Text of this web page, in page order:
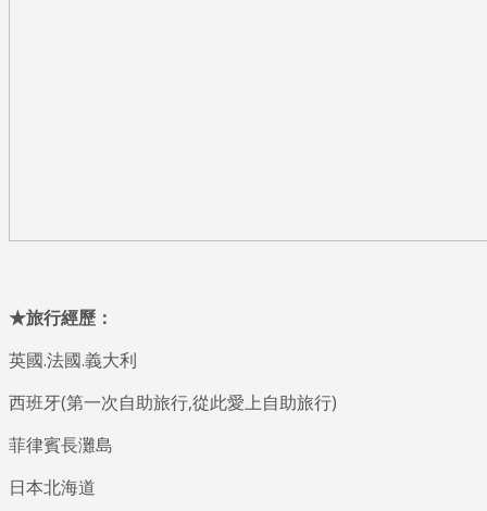
★旅行經歷：
英國.法國.義大利
西班牙(第一次自助旅行,從此愛上自助旅行)
菲律賓長灘島
日本北海道